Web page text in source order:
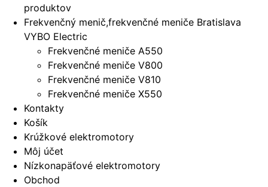
produktov
Frekvenčný menič,frekvenčné meniče Bratislava
VYBO Electric
Frekvenčné meniče A550
Frekvenčné meniče V800
Frekvenčné meniče V810
Frekvenčné meniče X550
Kontakty
Košík
Krúžkové elektromotory
Môj účet
Nízkonapäťové elektromotory
Obchod